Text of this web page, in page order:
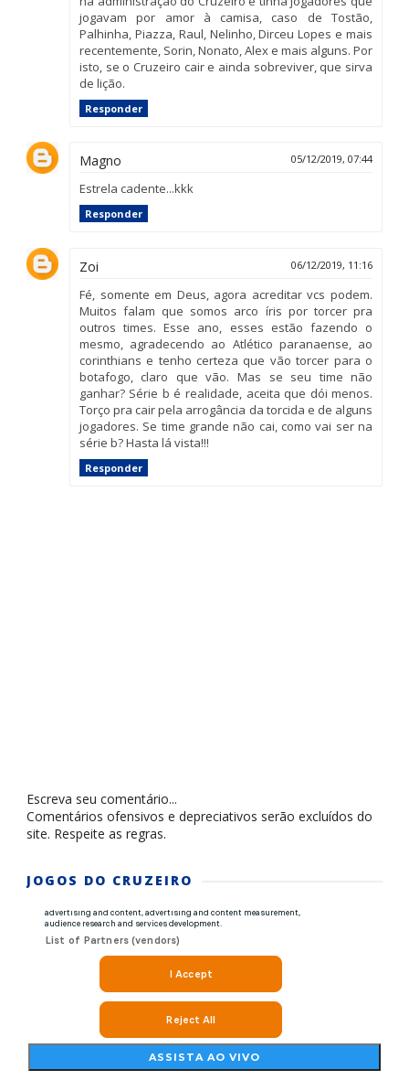
jogavam por amor à camisa, caso de Tostão,
Palhinha, Piazza, Raul, Nelinho, Dirceu Lopes e mais
recentemente, Sorin, Nonato, Alex e mais alguns. Por
isto, se o Cruzeiro cair e ainda sobreviver, que sirva
de lição.
Responder
Magno 05/12/2019, 07:44
Estrela cadente...kkk
Responder
Zoi 06/12/2019, 11:16
Fé, somente em Deus, agora acreditar vcs podem.
Muitos falam que somos arco íris por torcer pra
outros times. Esse ano, esses estão fazendo o
mesmo, agradecendo ao Atlético paranaense, ao
corinthians e tenho certeza que vão torcer para o
botafogo, claro que vão. Mas se seu time não
ganhar? Série b é realidade, aceita que dói menos.
Torço pra cair pela arrogância da torcida e de alguns
jogadores. Se time grande não cai, como vai ser na
série b? Hasta lá vista!!!
Responder
Escreva seu comentário...
Comentários ofensivos e depreciativos serão excluídos do
site. Respeite as regras.
JOGOS DO CRUZEIRO